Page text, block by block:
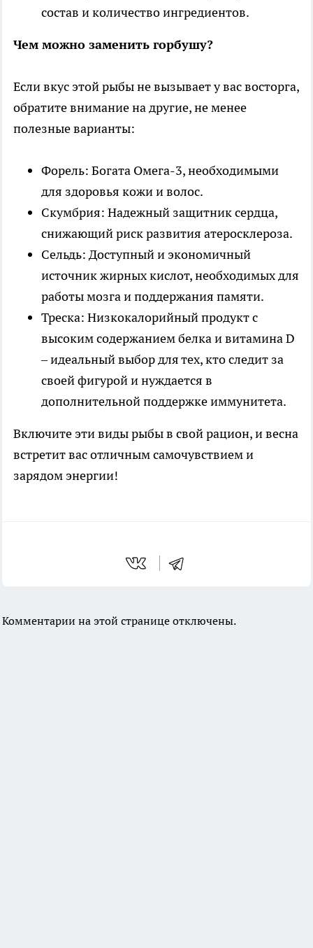
состав и количество ингредиентов.
Чем можно заменить горбушу?
Если вкус этой рыбы не вызывает у вас восторга,
обратите внимание на другие, не менее
полезные варианты:
Форель: Богата Омега-3, необходимыми
для здоровья кожи и волос.
Скумбрия: Надежный защитник сердца,
снижающий риск развития атеросклероза.
Сельдь: Доступный и экономичный
источник жирных кислот, необходимых для
работы мозга и поддержания памяти.
Треска: Низкокалорийный продукт с
высоким содержанием белка и витамина D
– идеальный выбор для тех, кто следит за
своей фигурой и нуждается в
дополнительной поддержке иммунитета.
Включите эти виды рыбы в свой рацион, и весна
встретит вас отличным самочувствием и
зарядом энергии!
Комментарии на этой странице отключены.